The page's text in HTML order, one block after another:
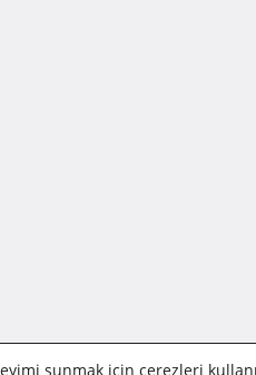
sunmak için çerezleri